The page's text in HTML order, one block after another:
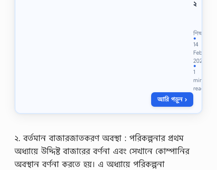
২
:
আ
লি
ম
/
H
S
C
শিক্ষা
●
14
Feb
2022
●
1
min
read
আরি পড়ুন ›
২. বর্তমান বাজারজাতকরণ অবস্থা : পরিকল্পনার প্রথম
অধ্যায়ে উদ্দিষ্ট বাজারের বর্ণনা এবং সেখানে কোম্পানির
অবস্থান বর্ণনা করতে হয়। এ অধ্যায়ে পরিকল্পনা